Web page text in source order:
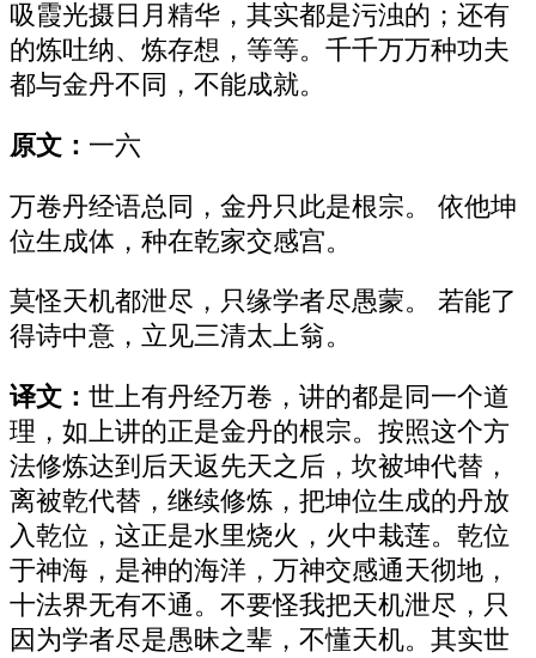
吸霞光摄日月精华，其实都是污浊的；还有
的炼吐纳、炼存想，等等。千千万万种功夫
都与金丹不同，不能成就。
原文： 一六
万卷丹经语总同，金丹只此是根宗。 依他坤
位生成体，种在乾家交感宫。
莫怪天机都泄尽，只缘学者尽愚蒙。 若能了
得诗中意，立见三清太上翁。
译文： 世上有丹经万卷，讲的都是同一个道
理，如上讲的正是金丹的根宗。按照这个方
法修炼达到后天返先天之后，坎被坤代替，
离被乾代替，继续修炼，把坤位生成的丹放
入乾位，这正是水里烧火，火中栽莲。乾位
于神海，是神的海洋，万神交感通天彻地，
十法界无有不通。不要怪我把天机泄尽，只
因为学者尽是愚昧之辈，不懂天机。其实世